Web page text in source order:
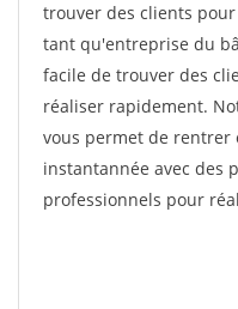
trouver des clients pour
tant qu'entreprise du
facile de trouver des
réaliser rapidement.
vous permet de rentrer
instantannée avec des
professionnels pour